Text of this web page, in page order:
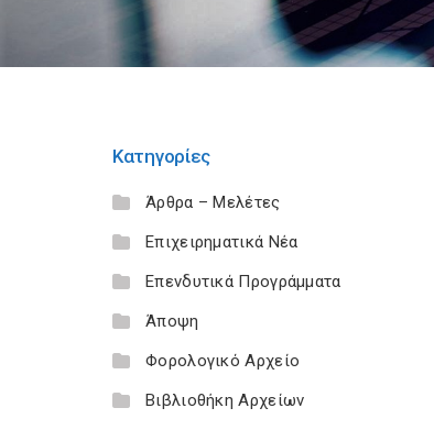
Κατηγορίες
Άρθρα – Μελέτες
Επιχειρηματικά Νέα
Επενδυτικά Προγράμματα
Άποψη
Φορολογικό Αρχείο
Βιβλιοθήκη Αρχείων